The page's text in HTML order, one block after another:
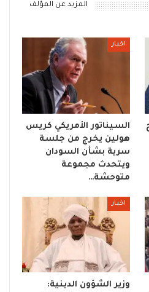
المزيد عن المؤلف
اخبار
السيناتور الأمريكي كريس
هولين يخرج من جلسة
سرية بشأن السودان
ويتحدث مجموعة
متوحشة…
اخبار
وزير الشؤون الدينية: